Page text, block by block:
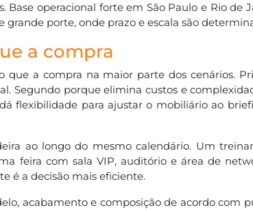
operacional forte em São Paulo e Rio de
porte, onde prazo e escala são
a compra
que a compra na maior parte dos cenários.
Segundo porque elimina custos e
flexibilidade para ajustar o mobiliário ao
ao longo do mesmo calendário. Um
feira com sala VIP, auditório e área de
é a decisão mais eficiente.
acabamento e composição de acordo com